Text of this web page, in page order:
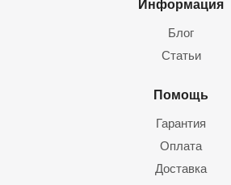
Информация
Блог
Статьи
Помощь
Гарантия
Оплата
Доставка